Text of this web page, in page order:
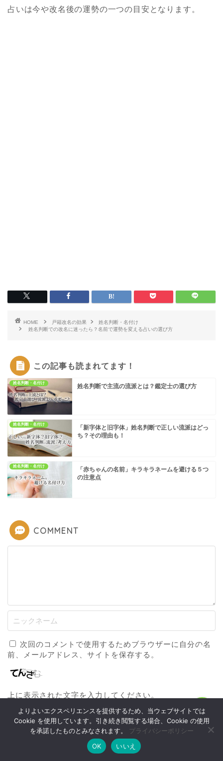
占いは今や改名後の運勢の一つの目安となります。
HOME 戸籍改名の効果
姓名判断・名付け
姓名判断での改名に迷ったら？名前で運勢を変える占いの選び方
この記事も読まれてます！
姓名判断・名付け 姓名判断で主流の流派とは？鑑定士の選び方
姓名判断・名付け
「新字体と旧字体」姓名判断で正しい流派はどっ
ち？その理由も！
姓名判断・名付け
「赤ちゃんの名前」キラキラネームを避ける５つ
の注意点
COMMENT
次回のコメントで使用するためブラウザーに自分の名
前、メールアドレス、サイトを保存する。
上に表示された文字を入力してください。
新しいコメントをメールで通知
新しい投稿をメールで受け取る
お問い合わせ 改名方法
MENU
戸籍改名
戸籍改名の効果
よりよいエクスペリエンスを提供するため、当ウェブサイトでは
Cookie を使用しています。引き続き閲覧する場合、Cookie の使用
を承諾したものとみなされます。
プライバシーポリシー
OK
いいえ